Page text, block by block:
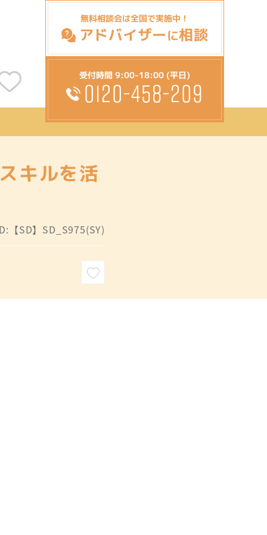
無料相談会は全国で実施中！
アドバイザーに相談
受付時間 9:00-18:00 (平日)
0120-458-209
キルを活
【SD】SD_S975(SY)